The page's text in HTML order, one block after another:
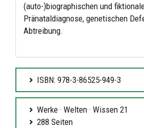
(auto-)biographischen und
Pränataldiagnose, genetischen
Abtreibung.
ISBN: 978-3-86525-949-3
Werke · Welten · Wissen 21
288 Seiten